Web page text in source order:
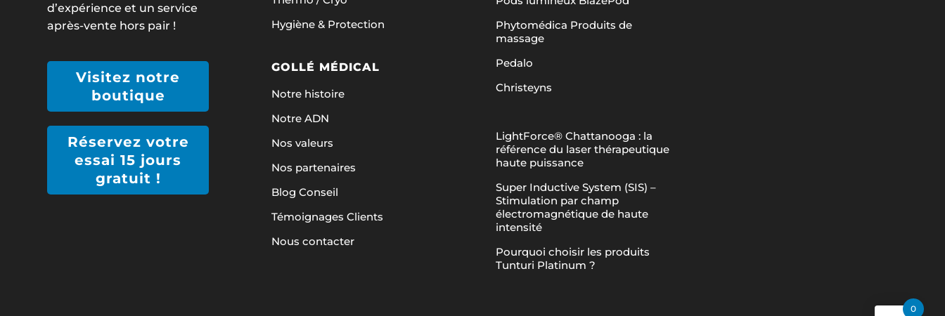
d’expérience et un service
après-vente hors pair !
Visitez notre
boutique
Réservez votre
essai 15 jours
gratuit !
Hygiène & Protection
GOLLÉ MÉDICAL
Notre histoire
Notre ADN
Nos valeurs
Nos partenaires
Blog Conseil
Témoignages Clients
Nous contacter
Phytomédica Produits de
massage
Pedalo
Christeyns
LightForce® Chattanooga : la
référence du laser thérapeutique
haute puissance
Super Inductive System (SIS) –
Stimulation par champ
électromagnétique de haute
intensité
Pourquoi choisir les produits
Tunturi Platinum ?
0